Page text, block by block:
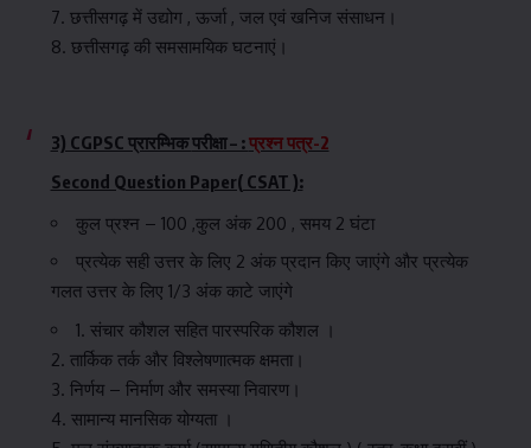
7. छत्तीसगढ़ में उद्योग , ऊर्जा , जल एवं खनिज संसाधन।
8. छत्तीसगढ़ की समसामयिक घटनाएं।
3) CGPSC प्रारम्भिकपरीक्षा – :प्रश्न पत्र-2
Second Question Paper( CSAT ):
कुल प्रश्न – 100 ,कुल अंक 200 , समय 2 घंटा
प्रत्येक सही उत्तर के लिए 2 अंक प्रदान किए जाएंगे और प्रत्येक
गलत उत्तर के लिए 1/3 अंक काटे जाएंगे
1. संचार कौशल सहित पारस्परिक कौशल ।
2. तार्किक तर्क और विश्लेषणात्मक क्षमता।
3. निर्णय – निर्माण और समस्या निवारण।
4. सामान्य मानसिक योग्यता ।